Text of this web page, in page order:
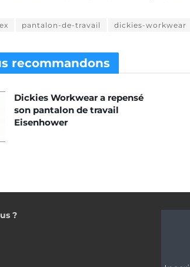
pantalon-de-travail dickies-workwear
recommandons
Dickies Workwear a repensé
son pantalon de travail
Eisenhower
?